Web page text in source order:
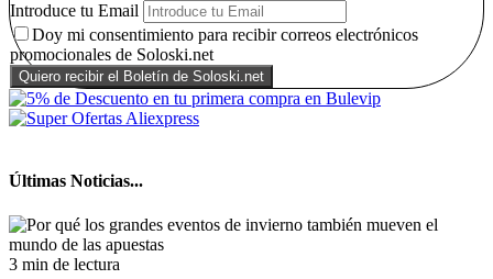
Introduce tu Email
Doy mi consentimiento para recibir correos electrónicos
promocionales de Soloski.net
Últimas Noticias...
3 min de lectura